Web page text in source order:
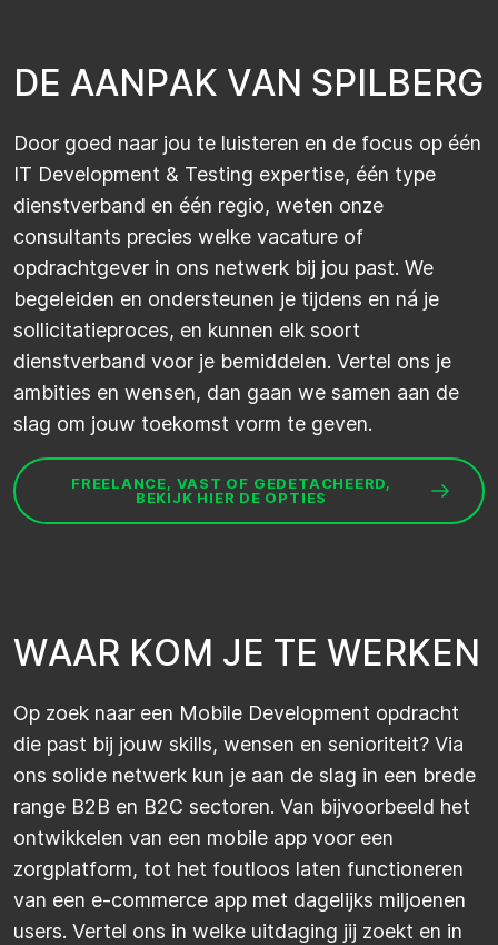
DE AANPAK VAN SPILBERG
Door goed naar jou te luisteren en de focus op één
IT Development & Testing expertise, één type
dienstverband en één regio, weten onze
consultants precies welke vacature of
opdrachtgever in ons netwerk bij jou past. We
begeleiden en ondersteunen je tijdens en ná je
sollicitatieproces, en kunnen elk soort
dienstverband voor je bemiddelen. Vertel ons je
ambities en wensen, dan gaan we samen aan de
slag om jouw toekomst vorm te geven.
FREELANCE, VAST OF GEDETACHEERD,
BEKIJK HIER DE OPTIES
WAAR KOM JE TE WERKEN
Op zoek naar een Mobile Development opdracht
die past bij jouw skills, wensen en senioriteit? Via
ons solide netwerk kun je aan de slag in een brede
range B2B en B2C sectoren. Van bijvoorbeeld het
ontwikkelen van een mobile app voor een
zorgplatform, tot het foutloos laten functioneren
van een e-commerce app met dagelijks miljoenen
users. Vertel ons in welke uitdaging jij zoekt en in